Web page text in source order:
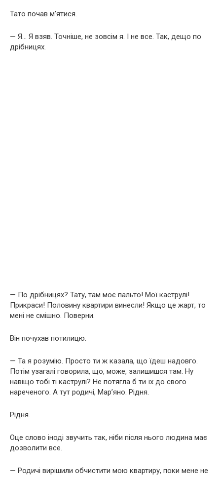
Тато почав м’ятися.
— Я… Я взяв. Точніше, не зовсім я. І не все. Так, дещо по
дрібницях.
— По дрібницях? Тату, там моє пальто! Мої каструлі!
Прикраси! Половину квартири винесли! Якщо це жарт, то
мені не смішно. Поверни.
Він почухав потилицю.
— Та я розумію. Просто ти ж казала, що їдеш надовго.
Потім узагалі говорила, що, може, залишишся там. Ну
навіщо тобі ті каструлі? Не потягла б ти їх до свого
нареченого. А тут родичі, Мар’яно. Рідня.
Рідня.
Оце слово іноді звучить так, ніби після нього людина має
дозволити все.
— Родичі вирішили обчистити мою квартиру, поки мене не